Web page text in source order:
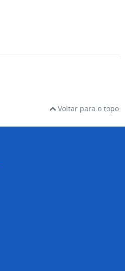
Voltar para o topo